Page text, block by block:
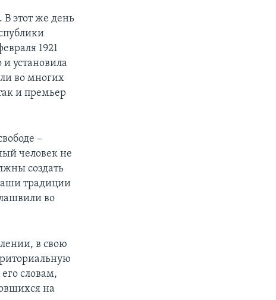
В этот же день
1921
и установила
во многих
и премьер
–
человек не
создать
традиции
во
в свою
словам,
на